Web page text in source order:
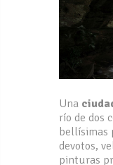
Una
río de dos
bellísimas
devotos,
pinturas